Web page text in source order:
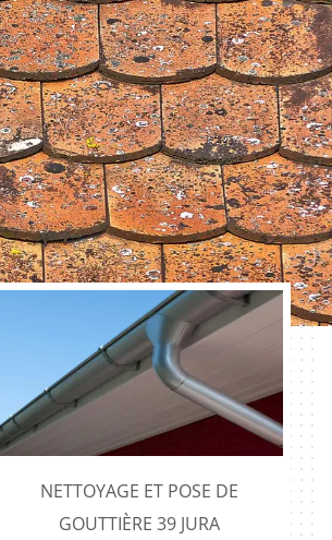
NETTOYAGE ET POSE DE
GOUTTIÈRE 39 JURA